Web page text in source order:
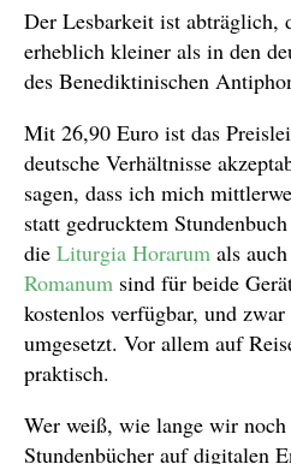
Der Lesbarkeit ist abträglich,
erheblich kleiner als in den
des Benediktinischen
Mit 26,90 Euro ist das
deutsche Verhältnisse
sagen, dass ich mich
statt gedrucktem
die Liturgia Horarum als
Romanum sind für beide
kostenlos verfügbar, und
umgesetzt. Vor allem auf
praktisch.
Wer weiß, wie lange wir noch
Stundenbücher auf digitalen